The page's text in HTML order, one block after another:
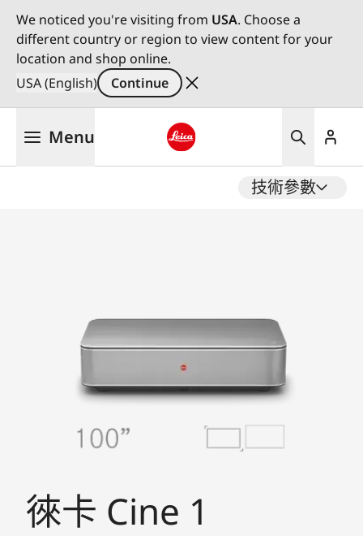
We noticed you're visiting from USA. Choose a
different country or region to view content for your
location and shop online.
USA (English)
Continue
Menu
技術參數
徠卡 Cine 1